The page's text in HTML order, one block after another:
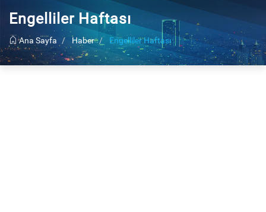
Engelliler Haftası
Ana Sayfa Haber Engelliler Haftası